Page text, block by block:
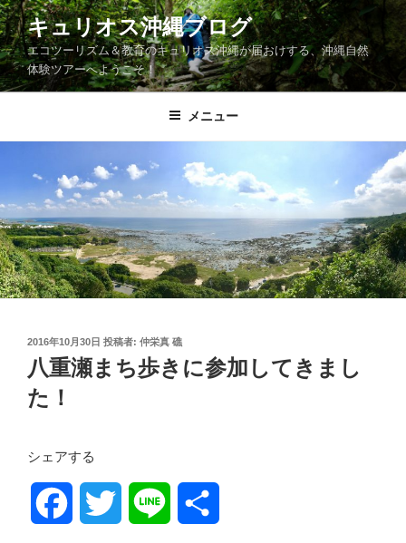
コ
ン
テ
ン
ツ
ス
プ
キュリオス沖縄ブログ
エコツーリズム＆教育のキュリオス沖縄が届おけする、沖縄自然
体験ツアーへようこそ！
メニュー
投
稿
日:
2016年10月30日 投稿者: 仲栄真 礁
八重瀬まち歩きに参加してきまし
た！
シェアする